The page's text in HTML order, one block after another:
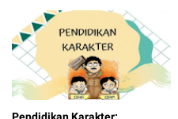
Pendidikan Karakter: